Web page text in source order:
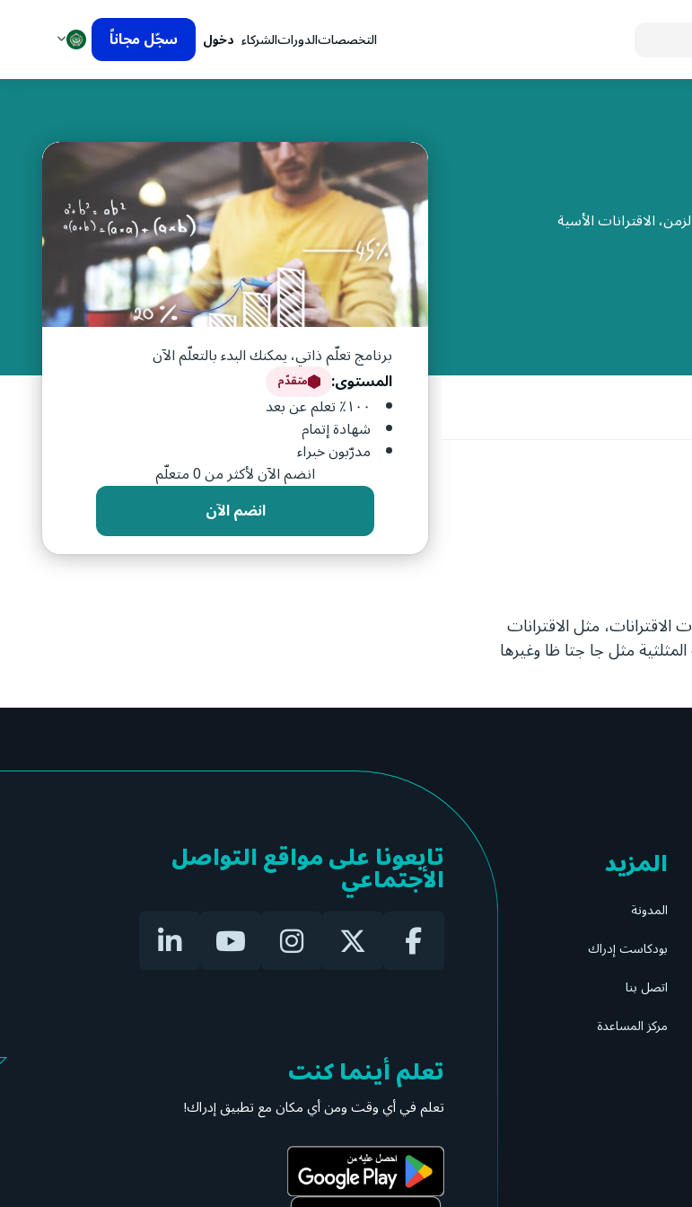
التخصصاتالدوراتالشركاء دخول سجّل مجاناً
الاقترانات الأسية
مثل الاقترانات
المثلثية مثل جا جتا ظا وغيرها
برنامج تعلّم ذاتي، يمكنك البدء بالتعلّم الآن
المستوى:
متقدّم
١٠٠٪ تعلم عن بعد
شهادة إتمام
مدرّبون خبراء
انضم الآن لأكثر من 0 متعلّم
انضم الآن
المزيد
المدونة
بودكاست إدراك
اتصل بنا
مركز المساعدة
تابعونا على مواقع التواصل
الأجتماعي
تعلم أينما كنت
تعلم في أي وقت ومن أي مكان مع تطبيق إدراك!